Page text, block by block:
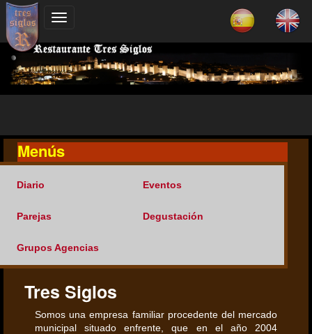
Menús
Diario Eventos
Parejas Degustación
Grupos Agencias
Tres Siglos
Somos una empresa familiar procedente del mercado
municipal situado enfrente, que en el año 2004